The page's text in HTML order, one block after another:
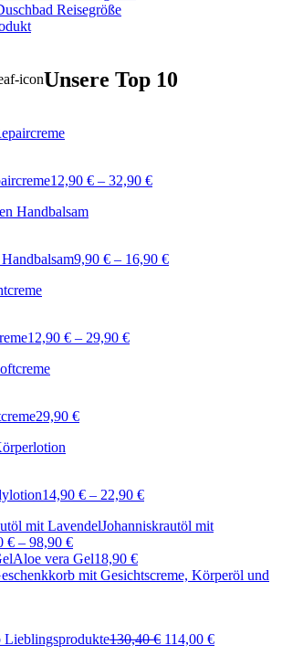
Reisegröße
Unsere Top 10
12,90 € – 32,90 €
9,90 € – 16,90 €
12,90 € – 29,90 €
29,90 €
14,90 € – 22,90 €
Johanniskrautöl mit
€ – 98,90 €
Aloe vera Gel18,90 €
Lieblingsprodukte130,40€ Ursprünglicher
114,00 €Aktueller